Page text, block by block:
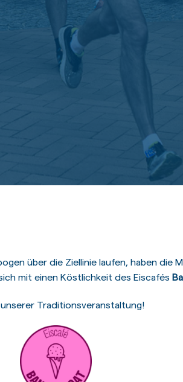
über die Ziellinie laufen, haben die
mit einen Köstlichkeit des Eiscafés
Traditionsveranstaltung!